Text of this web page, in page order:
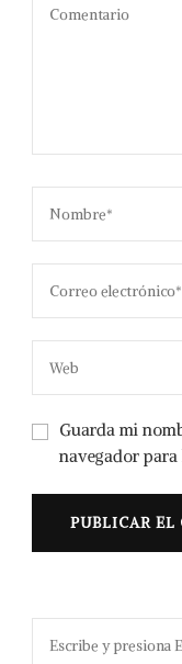
Guarda mi
navegador para